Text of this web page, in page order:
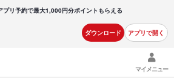
プリ予約で最大1,000円分ポイントもらえる
ダウンロード アプリで開く
マイメニュー